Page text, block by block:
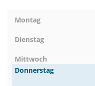
Montag
Dienstag
Mittwoch
Donnerstag